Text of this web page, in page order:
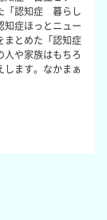
「認知症 暮らし
知症ほっとニュー
まとめた「認知症
や家族はもちろ
ます。なかまぁ